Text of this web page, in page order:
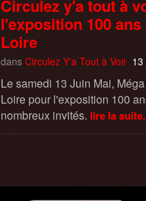
Circulez y'a tout à
l'exposition 100
Loire
dans Circulez Y'a Tout à Voir 13
Le samedi 13 Juin Mai,
Loire pour l'exposition 100
nombreux invités. lire la